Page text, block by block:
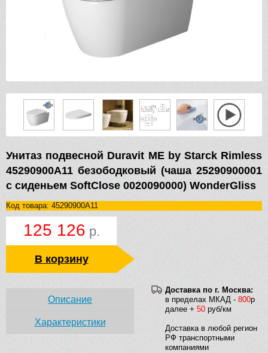
Унитаз подвесной Duravit ME by Starck Rimless
45290900A11 безободковый (чаша 25290900001
с сиденьем SoftClose 0020090000) WonderGliss
Код товара: 45290900A11
125 126 р.
В корзину
Доставка по г. Москва:
в пределах МКАД - 800р
далее + 50 руб/км
Доставка в любой регион
РФ транспортными
компаниями
Описание
Характеристики